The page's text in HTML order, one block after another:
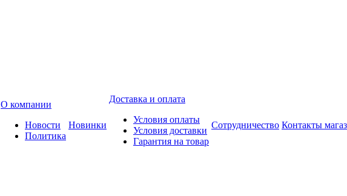
О компании
Новости
Политика
Новинки
Доставка и оплата
Условия оплаты
Условия доставки
Гарантия на товар
Сотрудничество Контакты